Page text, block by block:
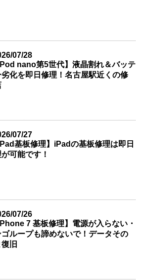
07/28
iPod nano第5世代】液晶割れ＆バッテ
劣化を即日修理！名古屋駅近くの修
07/27
iPad基板修理】iPadの基板修理は即日
可能です！
07/26
iPhone 7 基板修理】電源が入らない・
ゴループも諦めないで！データその
旧